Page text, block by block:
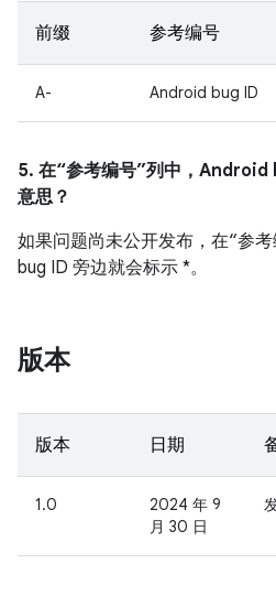
前缀 参考编号
A- Android bug ID
5. 在“参考编号”列中，Android
意思？
如果问题尚未公开发布，在“参
bug ID 旁边就会标示 *。
版本
版本 日期
1.0
2024 年 9
月 30 日